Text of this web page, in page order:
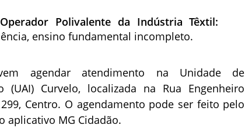
Polivalente da Indústria Têxtil:
ensino fundamental incompleto.
agendar atendimento na Unidade de
(UAI) Curvelo, localizada na Rua Engenheiro
Centro. O agendamento pode ser feito pelo
aplicativo MG Cidadão.